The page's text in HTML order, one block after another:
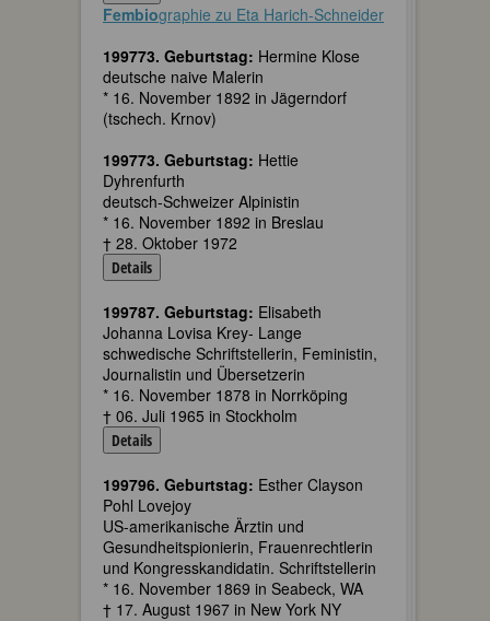
Fembiographie zu Eta Harich-Schneider
199773. Geburtstag: Hermine Klose
deutsche naive Malerin
* 16. November 1892 in Jägerndorf
(tschech. Krnov)
199773. Geburtstag: Hettie
Dyhrenfurth
deutsch-Schweizer Alpinistin
* 16. November 1892 in Breslau
† 28. Oktober 1972
Details
199787. Geburtstag: Elisabeth
Johanna Lovisa Krey- Lange
schwedische Schriftstellerin, Feministin,
Journalistin und Übersetzerin
* 16. November 1878 in Norrköping
† 06. Juli 1965 in Stockholm
Details
199796. Geburtstag: Esther Clayson
Pohl Lovejoy
US-amerikanische Ärztin und
Gesundheitspionierin, Frauenrechtlerin
und Kongresskandidatin. Schriftstellerin
* 16. November 1869 in Seabeck, WA
† 17. August 1967 in New York NY